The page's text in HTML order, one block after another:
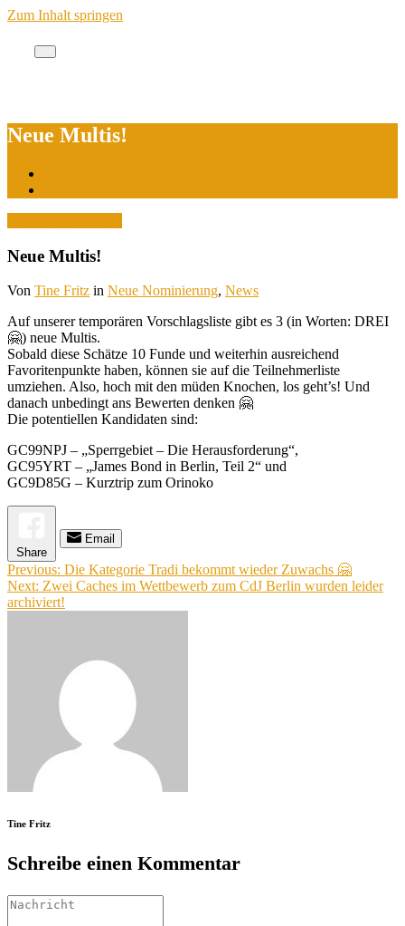
Zum Inhalt springen
Cache des Jahres Berlin
Neue Multis!
Neue Multis!
Von Tine Fritz in Neue Nominierung, News
Auf unserer temporären Vorschlagsliste gibt es 3 (in Worten: DREI
🤗) neue Multis.
Sobald diese Schätze 10 Funde und weiterhin ausreichend
Favoritenpunkte haben, können sie auf die Teilnehmerliste
umziehen. Also, hoch mit den müden Knochen, los geht’s! Und
danach unbedingt ans Bewerten denken 🤗
Die potentiellen Kandidaten sind:
GC99NPJ – „Sperrgebiet – Die Herausforderung“,
GC95YRT – „James Bond in Berlin, Teil 2“ und
GC9D85G – Kurztrip zum Orinoko
Share
Email
Beitragsnavigation
Previous: Die Kategorie Tradi bekommt wieder Zuwachs 🤗
Next: Zwei Caches im Wettbewerb zum CdJ Berlin wurden leider
archiviert!
Tine Fritz
Schreibe einen Kommentar